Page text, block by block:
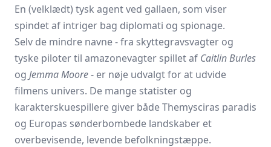
En (velklædt) tysk agent ved gallaen, som viser
spindet af intriger bag diplomati og spionage.
Selv de mindre navne - fra skyttegravs­vagter og
tyske piloter til amazonevagter spillet af Caitlin Burles
og Jemma Moore- er nøje udvalgt for at udvide
filmens univers. De mange statister og
karakterskuespillere giver både Themysciras paradis
og Europas sønderbombede landskaber et
overbevisende, levende befolkningstæppe.